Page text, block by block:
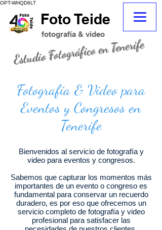
OPT-WHQD6LT
fotografo
adeje
fotografía & video
Estudio Fotográfico en Tenerife
Foto Teide
Fotografía & Video para
Eventos y Congresos en
Tenerife
Bienvenidos al servicio de fotografía y
video para eventos y congresos.
Sabemos que capturar los momentos más
importantes de un evento o congreso es
fundamental para conservar un recuerdo
duradero, es por eso que ofrecemos un
servicio completo de fotografía y video
profesional para satisfacer las